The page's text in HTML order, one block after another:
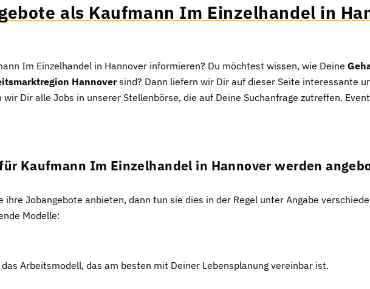
als Kaufmann Im Einzelhandel in
Im Einzelhandel in Hannover informieren? Du möchtest wissen, wie Deine
Hannoversind? Dann liefern wir Dir auf dieser Seite interessante
Dir alle Jobs in unserer Stellenbörse, die auf Deine Suchanfrage zutreffen.
Kaufmann Im Einzelhandel in Hannover werden
ihre Jobangebote anbieten, dann tun sie dies in der Regel unter Angabe
Modelle:
Arbeitsmodell, das am besten mit Deiner Lebensplanung vereinbar ist.